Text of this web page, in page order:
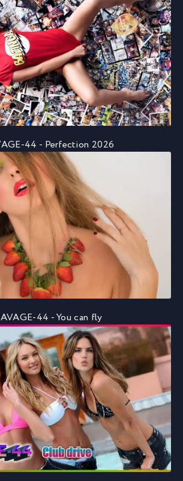
44 - Perfection 2026
44 - You can fly